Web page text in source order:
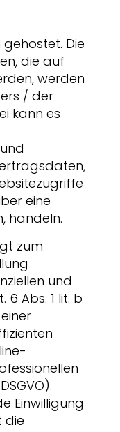
gehostet. Die
die auf
werden
/ der
kann es
eine
handeln.
zum
und
6 Abs. 1 lit. b
Einwilligung
die